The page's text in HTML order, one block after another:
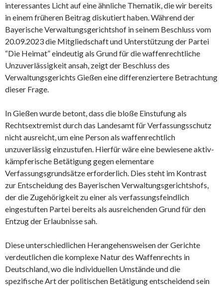
interessantes Licht auf eine ähnliche Thematik, die wir bereits
in einem früheren Beitrag diskutiert haben. Während der
Bayerische Verwaltungsgerichtshof in seinem Beschluss vom
20.09.2023 die Mitgliedschaft und Unterstützung der Partei
“Die Heimat” eindeutig als Grund für die waffenrechtliche
Unzuverlässigkeit ansah, zeigt der Beschluss des
Verwaltungsgerichts Gießen eine differenziertere Betrachtung
dieser Frage.
In Gießen wurde betont, dass die bloße Einstufung als
Rechtsextremist durch das Landesamt für Verfassungsschutz
nicht ausreicht, um eine Person als waffenrechtlich
unzuverlässig einzustufen. Hierfür wäre eine bewiesene aktiv-
kämpferische Betätigung gegen elementare
Verfassungsgrundsätze erforderlich. Dies steht im Kontrast
zur Entscheidung des Bayerischen Verwaltungsgerichtshofs,
der die Zugehörigkeit zu einer als verfassungsfeindlich
eingestuften Partei bereits als ausreichenden Grund für den
Entzug der Erlaubnisse sah.
Diese unterschiedlichen Herangehensweisen der Gerichte
verdeutlichen die komplexe Natur des Waffenrechts in
Deutschland, wo die individuellen Umstände und die
spezifische Art der politischen Betätigung entscheidend sein